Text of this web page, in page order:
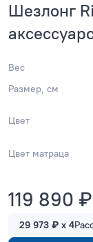
Шезлонг
Вес
Размер, см
Цвет
Цвет матраца
119 890 ₽
29 973 ₽ x 4